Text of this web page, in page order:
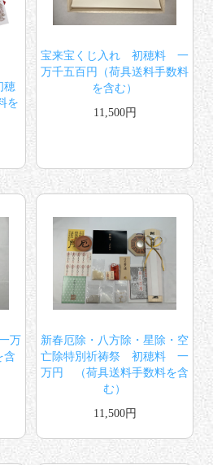
穂
を
宝来宝くじ入れ 初穂料 一
万千五百円（荷具送料手数料
を含む）
11,500円
万
含
新春厄除・八方除・星除・空
亡除特別祈祷祭 初穂料 一
万円 （荷具送料手数料を含
む）
11,500円